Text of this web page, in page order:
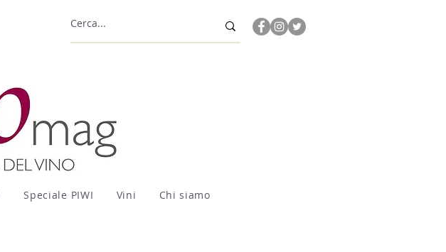
Speciale PIWI Vini Chi siamo